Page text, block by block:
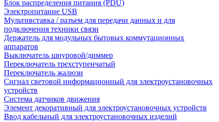
Блок распределения питания (PDU)
Электропитание USB
Мультивставка / разъем для передачи данных и для
подключения техники связи
Держатель для модульных бытовых коммутационных
аппаратов
Выключатель шнуровой/диммер
Переключатель трехступенчатый
Переключатель жалюзи
Сигнал световой информационный для электроустановочных
устройств
Система датчиков движения
Элемент декоративный для электроустановочных устройств
Ввод кабельный для электроустановочных изделий